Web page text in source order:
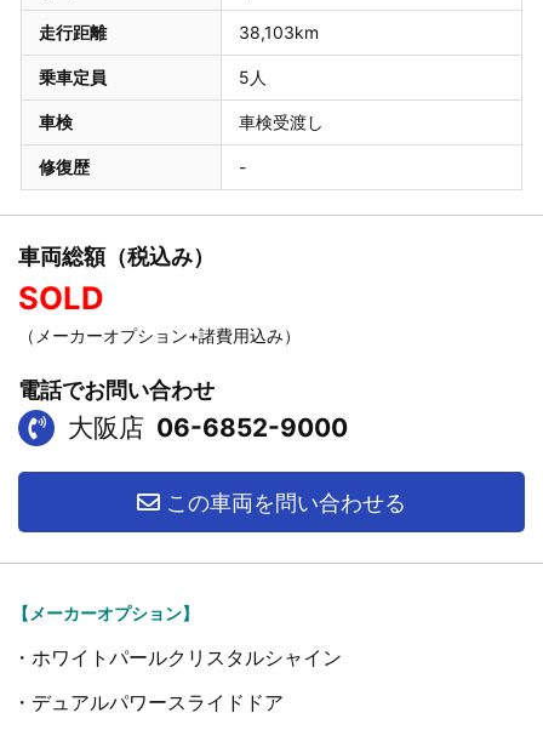
走行距離 38,103km
乗車定員 5人
車検 車検受渡し
修復歴 -
車両総額（税込み）
SOLD
（メーカーオプション+諸費用込み）
電話でお問い合わせ
大阪店 06-6852-9000
この車両を問い合わせる
【メーカーオプション】
・ホワイトパールクリスタルシャイン
・デュアルパワースライドドア